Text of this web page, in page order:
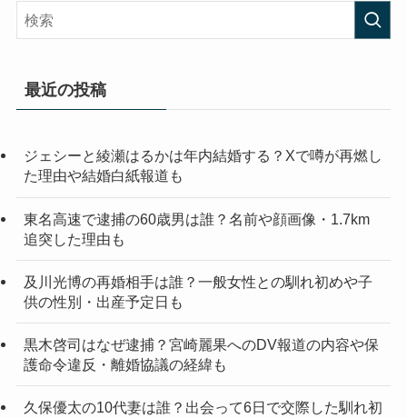
最近の投稿
ジェシーと綾瀬はるかは年内結婚する？Xで噂が再燃し
た理由や結婚白紙報道も
東名高速で逮捕の60歳男は誰？名前や顔画像・1.7km
追突した理由も
及川光博の再婚相手は誰？一般女性との馴れ初めや子
供の性別・出産予定日も
黒木啓司はなぜ逮捕？宮崎麗果へのDV報道の内容や保
護命令違反・離婚協議の経緯も
久保優太の10代妻は誰？出会って6日で交際した馴れ初